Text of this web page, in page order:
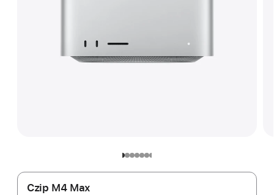
Czip M4 Max